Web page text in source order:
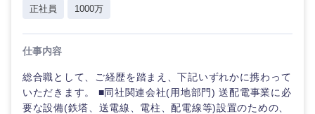
正社員
1000万
仕事内容
総合職として、ご経歴を踏まえ、下記いずれかに携わって
いただきます。 ■同社関連会社(用地部門) 送配電事業に必
要な設備(鉄塔、送電線、電柱、配電線等)設置のための、